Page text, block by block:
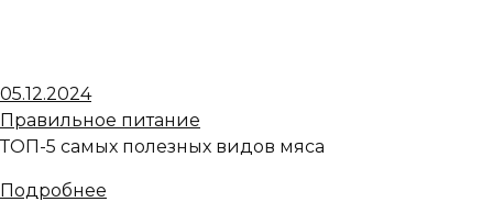
05.12.2024
Правильное питание
ТОП-5 самых полезных видов мяса
Подробнее